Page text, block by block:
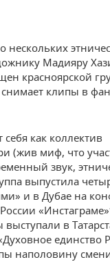
нескольких
Мадияру
красноярской
клипы в
как коллектив
(жив миф, что
звук,
выпустила
и в Дубае на
в
единство
наполовину